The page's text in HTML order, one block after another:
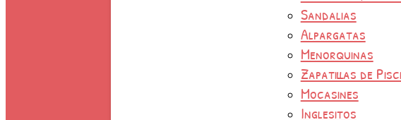
Sandalias
Alpargatas
Menorquinas
Zapatillas de
Mocasines
Inglesitos